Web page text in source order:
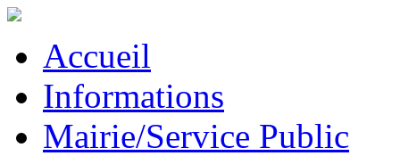
Accueil
Informations
Mairie/Service Public